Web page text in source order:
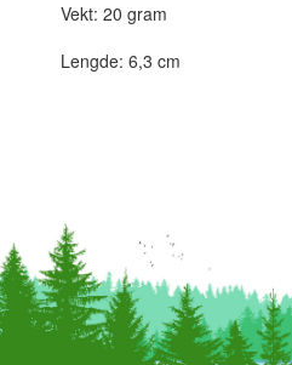
Vekt: 20 gram
Lengde: 6,3 cm